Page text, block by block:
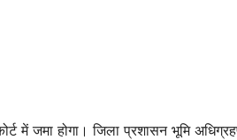
में जमा होगा। जिला प्रशासन भूमि